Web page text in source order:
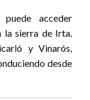
acceder
la sierra de Irta.
y Vinarós,
desde